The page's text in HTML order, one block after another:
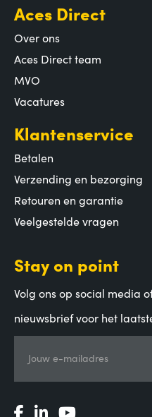
Aces Direct
Over ons
Aces Direct team
MVO
Vacatures
Klantenservice
Betalen
Verzending en bezorging
Retouren en garantie
Veelgestelde vragen
Stay on point
Volg ons op social media
nieuwsbrief voor het
Jouw e-mailadres